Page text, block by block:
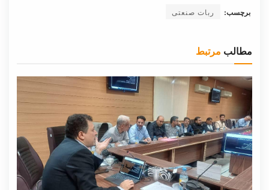
برچسب: ربات صنعتی
مطالب مرتبط